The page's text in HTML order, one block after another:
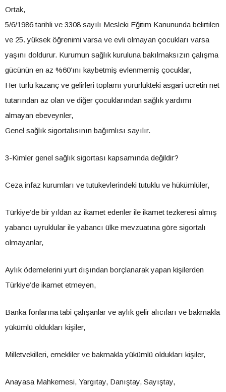
Ortak,
5/6/1986 tarihli ve 3308 sayılı Mesleki Eğitim Kanununda belirtilen
ve 25. yüksek öğrenimi varsa ve evli olmayan çocukları varsa
yaşını doldurur. Kurumun sağlık kuruluna bakılmaksızın çalışma
gücünün en az %60’ını kaybetmiş evlenmemiş çocuklar,
Her türlü kazanç ve gelirleri toplamı yürürlükteki asgari ücretin net
tutarından az olan ve diğer çocuklarından sağlık yardımı
almayan ebeveynler,
Genel sağlık sigortalısının bağımlısı sayılır.
3-Kimler genel sağlık sigortası kapsamında değildir?
Ceza infaz kurumları ve tutukevlerindeki tutuklu ve hükümlüler,
Türkiye’de bir yıldan az ikamet edenler ile ikamet tezkeresi almış
yabancı uyruklular ile yabancı ülke mevzuatına göre sigortalı
olmayanlar,
Aylık ödemelerini yurt dışından borçlanarak yapan kişilerden
Türkiye’de ikamet etmeyen,
Banka fonlarına tabi çalışanlar ve aylık gelir alıcıları ve bakmakla
yükümlü oldukları kişiler,
Milletvekilleri, emekliler ve bakmakla yükümlü oldukları kişiler,
Anayasa Mahkemesi, Yargıtay, Danıştay, Sayıştay,